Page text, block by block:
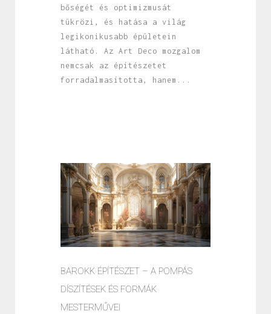
bőségét és optimizmusát
tükrözi, és hatása a világ
legikonikusabb épületein
látható. Az Art Deco mozgalom
nemcsak az építészetet
forradalmasította, hanem...
BAROKK ÉPÍTÉSZET – A POMPÁS
DÍSZÍTÉSEK ÉS FORMÁK
MESTERMŰVEI